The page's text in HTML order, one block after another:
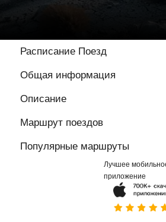
Расписание Поезд
Общая информация
Описание
Маршрут поездов
Популярные маршруты
Лучшее
приложение